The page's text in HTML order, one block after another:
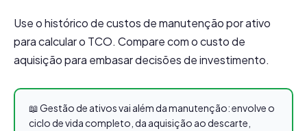
Use o histórico de custos de manutenção por ativo
para calcular o TCO. Compare com o custo de
aquisição para embasar decisões de investimento.
📖 Gestão de ativos vai além da manutenção: envolve o
ciclo de vida completo, da aquisição ao descarte,